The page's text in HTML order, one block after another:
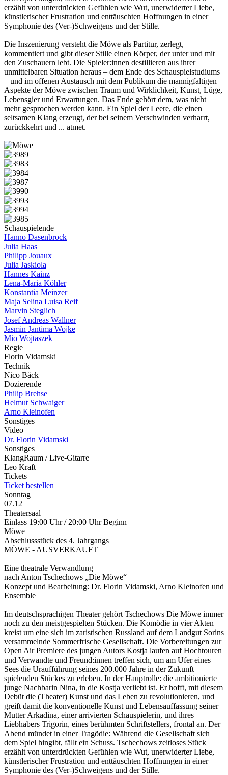
erzählt von unterdrückten Gefühlen wie Wut, unerwiderter Liebe,
künstlerischer Frustration und enttäuschten Hoffnungen in einer
Symphonie des (Ver-)Schweigens und der Stille.
Die Inszenierung versteht die Möwe als Partitur, zerlegt,
kommentiert und gibt dieser Stille einen Körper, der unter und mit
den Zuschauern lebt. Die Spieler:innen destillieren aus ihrer
unmittelbaren Situation heraus – dem Ende des Schauspielstudiums
– und im offenen Austausch mit dem Publikum die mannigfaltigen
Aspekte der Möwe zwischen Traum und Wirklichkeit, Kunst, Lüge,
Lebensgier und Erwartungen. Das Ende gehört dem, was nicht
mehr gesprochen werden kann. Ein Spiel der Leere, die einen
seltsamen Klang erzeugt, der bei seinem Verschwinden verharrt,
zurückkehrt und ... atmet.
Schauspielende
Hanno Dasenbrock
Julia Haas
Philipp Jouaux
Julia Jaskiola
Hannes Kainz
Lena-Maria Köhler
Konstantia Meinzer
Maja Selina Luisa Reif
Marvin Steglich
Josef Andreas Wallner
Jasmin Jantima Wojke
Mio Wojtaszek
Regie
Florin Vidamski
Technik
Nico Bäck
Dozierende
Philip Brehse
Helmut Schwaiger
Arno Kleinofen
Sonstiges
Video
Dr. Florin Vidamski
Sonstiges
KlangRaum / Live-Gitarre
Leo Kraft
Tickets
Ticket bestellen
Sonntag
07.12
Theatersaal
Einlass 19:00 Uhr / 20:00 Uhr Beginn
Möwe
Abschlussstück des 4. Jahrgangs
MÖWE - AUSVERKAUFT
Eine theatrale Verwandlung
nach Anton Tschechows „Die Möwe“
Konzept und Bearbeitung: Dr. Florin Vidamski, Arno Kleinofen und
Ensemble
Im deutschsprachigen Theater gehört Tschechows Die Möwe immer
noch zu den meistgespielten Stücken. Die Komödie in vier Akten
kreist um eine sich im zaristischen Russland auf dem Landgut Sorins
ver­sammelnde Sommerfrische Gesellschaft. Die Vorbereitungen zur
Open Air Premiere des jungen Autors Kostja laufen auf Hochtouren
und Verwandte und Freund:innen treffen sich, um am Ufer eines
Sees die Uraufführung seines 200.000 Jahre in der Zukunft
spielenden Stückes zu erleben. In der Hauptrolle: die ambitionierte
junge Nachbarin Nina, in die Kostja verliebt ist. Er hofft, mit diesem
Debüt die (Theater) Kunst und das Leben zu revolutionieren, und
greift damit die konventionelle Kunst und Lebensauffassung seiner
Mutter Arkadina, einer arrivierten Schauspielerin, und ihres
Liebhabers Trigorin, eines berühmten Schriftstellers, frontal an. Der
Abend mündet in einer Tragödie: Während die Gesellschaft sich
dem Spiel hingibt, fällt ein Schuss. Tschechows zeitloses Stück
erzählt von unterdrückten Gefühlen wie Wut, unerwiderter Liebe,
künstlerischer Frustration und enttäuschten Hoffnungen in einer
Symphonie des (Ver-)Schweigens und der Stille.